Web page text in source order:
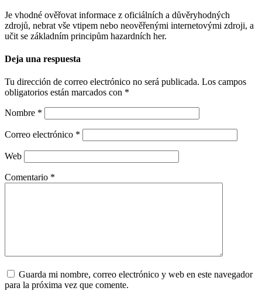
Je vhodné ověřovat informace z oficiálních a důvěryhodných
zdrojů, nebrat vše vtipem nebo neověřenými internetovými zdroji, a
učit se základním principům hazardních her.
Deja una respuesta
Tu dirección de correo electrónico no será publicada. Los campos
obligatorios están marcados con *
Nombre *
Correo electrónico *
Web
Comentario *
Guarda mi nombre, correo electrónico y web en este navegador
para la próxima vez que comente.